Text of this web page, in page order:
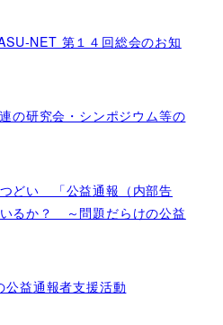
NET 第１４回総会のお知
の研究会・シンポジウム等の
どい 「公益通報（内部告
るか？ ～問題だらけの公益
益通報者支援活動